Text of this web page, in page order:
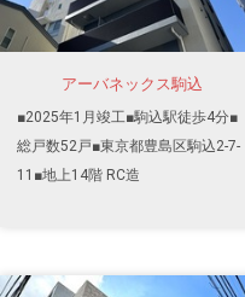
アーバネックス駒込
■2025年1月竣工■駒込駅徒歩4分■
総戸数52戸■東京都豊島区駒込2-7-
11■地上14階 RC造